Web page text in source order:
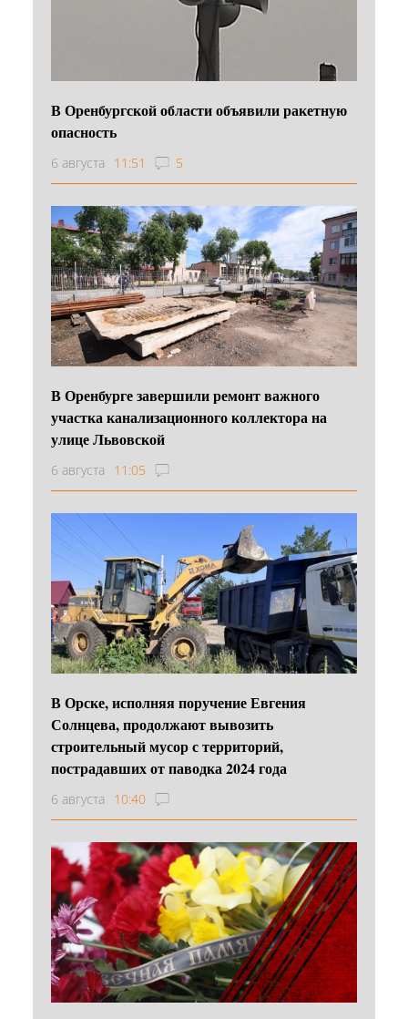
В Оренбургской области объявили ракетную
опасность
6 августа 11:51 5
В Оренбурге завершили ремонт важного
участка канализационного коллектора на
улице Львовской
6 августа 11:05
В Орске, исполняя поручение Евгения
Солнцева, продолжают вывозить
строительный мусор с территорий,
пострадавших от паводка 2024 года
6 августа 10:40